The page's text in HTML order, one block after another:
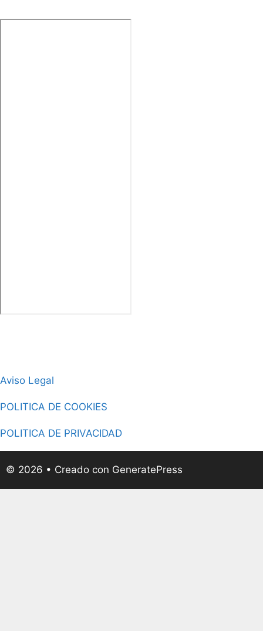
Aviso Legal
POLITICA DE COOKIES
POLITICA DE PRIVACIDAD
© 2026 • Creado con GeneratePress